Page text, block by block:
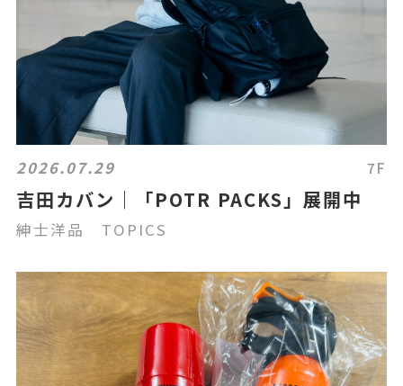
2026.07.29 7F
吉田カバン｜「POTR PACKS」展開中
紳士洋品 TOPICS